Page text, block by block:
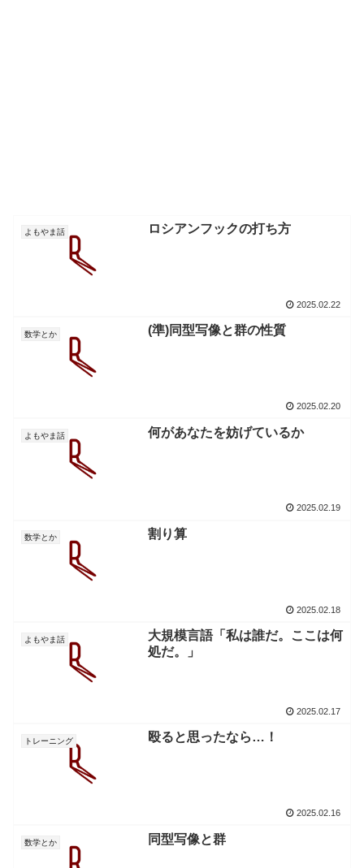
よもやま話 ロシアンフックの打ち方
2025.02.22
数学とか (準)同型写像と群の性質
2025.02.20
よもやま話 何があなたを妨げているか
2025.02.19
数学とか 割り算
2025.02.18
よもやま話
大規模言語「私は誰だ。ここは何
処だ。」
2025.02.17
トレーニング 殴ると思ったなら…！
2025.02.16
数学とか 同型写像と群